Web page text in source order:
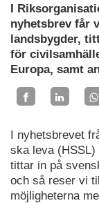
I
nyhetsbrev får
landsbygder,
för
Europa, samt
I nyhetsbrevet
ska leva
tittar in på
och så reser vi
möjligheterna